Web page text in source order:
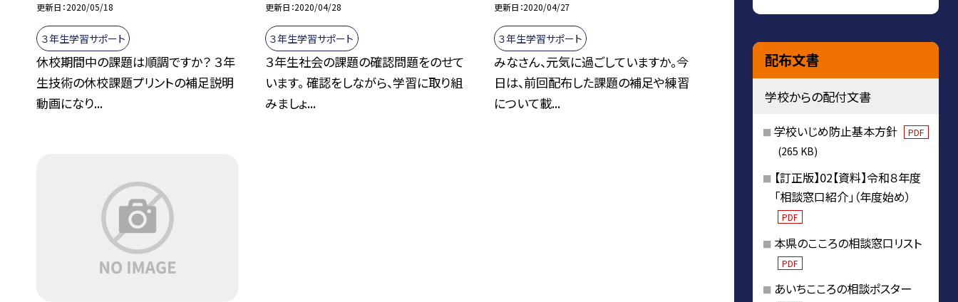
更新日 2020/05/18
３年生学習サポート
休校期間中の課題は順調ですか？ ３年
生技術の休校課題プリントの補足説明
動画になり...
更新日 2020/04/28
３年生学習サポート
３年生社会の課題の確認問題をのせて
います。 確認をしながら、学習に取り組
みましょ...
更新日 2020/04/27
３年生学習サポート
みなさん、元気に過ごしていますか。今
日は、前回配布した課題の補足や練習
について載...
配布文書
学校からの配付文書
学校いじめ防止基本方針 PDF
(265 KB)
【訂正版】02【資料】令和８年度
「相談窓口紹介」（年度始め）
PDF
本県のこころの相談窓口リスト
PDF
あいちこころの相談ポスター